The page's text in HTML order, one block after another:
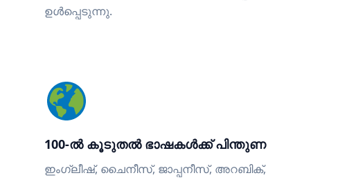
ഉൾപ്പെടുന്നു.
100-ൽ കൂടുതൽ ഭാഷകൾക്ക് പിന്തുണ
ഇംഗ്ലീഷ്, ചൈനീസ്, ജാപ്പനീസ്, അറബിക്,